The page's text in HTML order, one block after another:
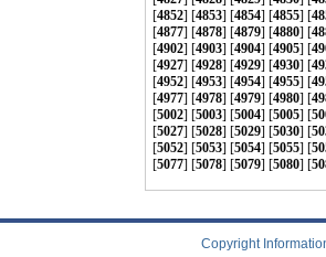
[4852] [4853] [4854] [4855] [
[4877] [4878] [4879] [4880] [
[4902] [4903] [4904] [4905] [
[4927] [4928] [4929] [4930] [
[4952] [4953] [4954] [4955] [
[4977] [4978] [4979] [4980] [
[5002] [5003] [5004] [5005] [
[5027] [5028] [5029] [5030] [
[5052] [5053] [5054] [5055] [
[5077] [5078] [5079] [5080] [
Copyright